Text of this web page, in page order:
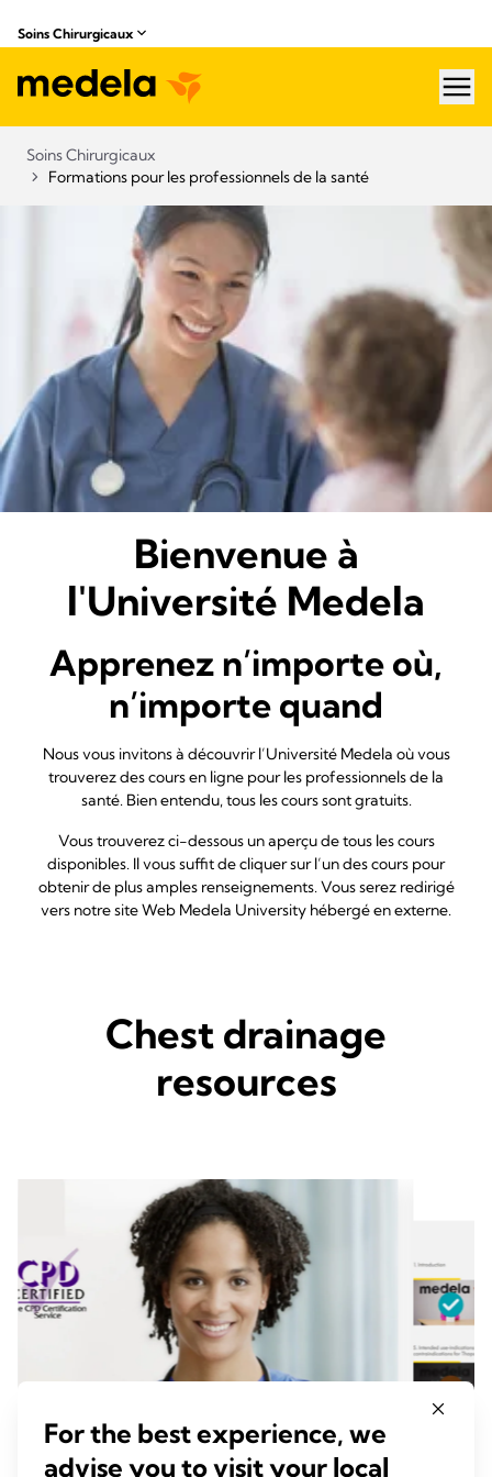
Soins Chirurgicaux
Soins Chirurgicaux
Formations pour les professionnels de la santé
Bienvenue à
l'Université Medela
Apprenez n’importe où,
n’importe quand
Nous vous invitons à découvrir l’Université Medela où vous
trouverez des cours en ligne pour les professionnels de la
santé. Bien entendu, tous les cours sont gratuits.
Vous trouverez ci-dessous un aperçu de tous les cours
disponibles. Il vous suffit de cliquer sur l’un des cours pour
obtenir de plus amples renseignements. Vous serez redirigé
vers notre site Web Medela University hébergé en externe.
Chest drainage
resources
For the best experience, we
advise you to visit your local